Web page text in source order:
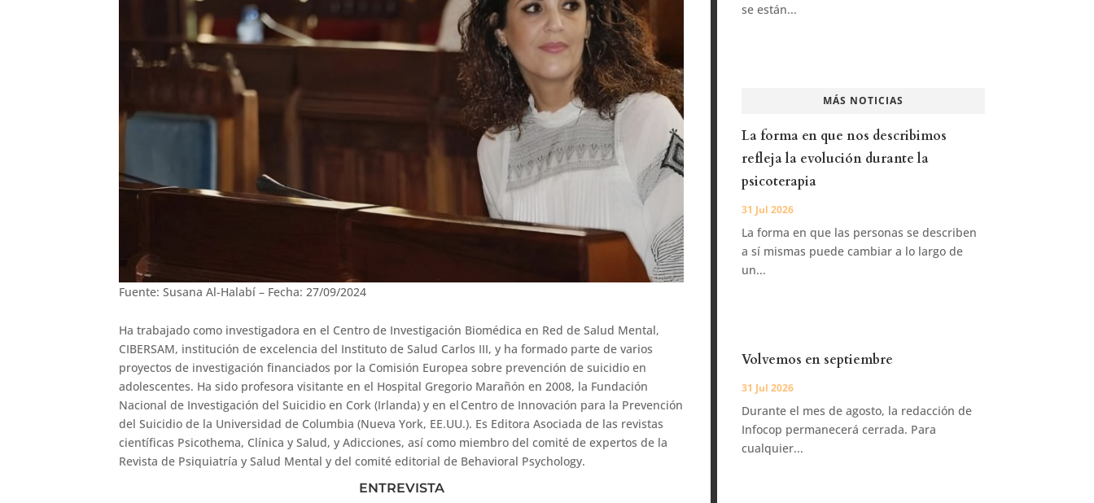
Fuente: Susana Al-Halabí – Fecha: 27/09/2024
Ha trabajado como investigadora en el Centro de Investigación Biomédica en Red de Salud Mental,
CIBERSAM, institución de excelencia del Instituto de Salud Carlos III, y ha formado parte de varios
proyectos de investigación financiados por la Comisión Europea sobre prevención de suicidio en
adolescentes. Ha sido profesora visitante en el Hospital Gregorio Marañón en 2008, la Fundación
Nacional de Investigación del Suicidio en Cork (Irlanda) y en el Centro de Innovación para la Prevención
del Suicidio de la Universidad de Columbia (Nueva York, EE.UU.). Es Editora Asociada de las revistas
científicas Psicothema, Clínica y Salud, y Adicciones, así como miembro del comité de expertos de la
Revista de Psiquiatría y Salud Mental y del comité editorial de Behavioral Psychology.
ENTREVISTA
se están...
MÁS NOTICIAS
La forma en que nos describimos
refleja la evolución durante la
psicoterapia
31 Jul 2026
La forma en que las personas se describen
a sí mismas puede cambiar a lo largo de
un...
Volvemos en septiembre
31 Jul 2026
Durante el mes de agosto, la redacción de
Infocop permanecerá cerrada. Para
cualquier...